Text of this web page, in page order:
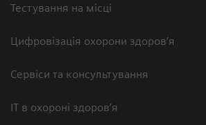
Тестування на місці
Цифровізація охорони здоров’я
Сервіси та консультування
ІТ в охороні здоров’я